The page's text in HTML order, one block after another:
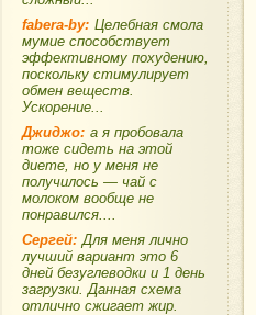
fabera-by: Целебная смола
мумие способствует
эффективному похудению,
поскольку стимулирует
обмен веществ.
Ускорение...
Джиджо: а я пробовала
тоже сидеть на этой
диете, но у меня не
получилось — чай с
молоком вообще не
понравился....
Cергей: Для меня лично
лучший вариант это 6
дней безуглеводки и 1 день
загрузки. Данная схема
отлично сжигает жир.